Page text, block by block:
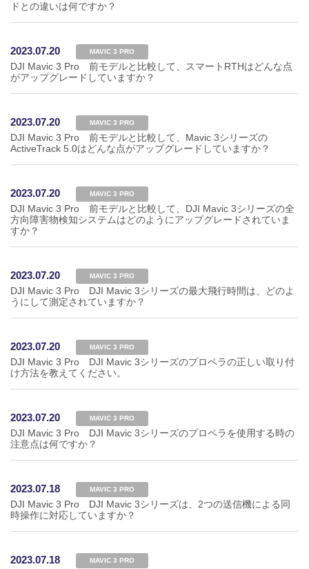
ドとの違いは何ですか？
2023.07.20 MAVIC 3 PRO
DJI Mavic 3 Pro 前モデルと比較して、スマートRTHはどんな点
がアップグレードしていますか？
2023.07.20 MAVIC 3 PRO
DJI Mavic 3 Pro 前モデルと比較して、Mavic 3シリーズの
ActiveTrack 5.0はどんな点がアップグレードしていますか？
2023.07.20 MAVIC 3 PRO
DJI Mavic 3 Pro 前モデルと比較して、DJI Mavic 3シリーズの全
方向障害物検知システムはどのようにアップグレードされていま
すか？
2023.07.20 MAVIC 3 PRO
DJI Mavic 3 Pro DJI Mavic 3シリーズの最大飛行時間は、どのよ
うにして測定されていますか？
2023.07.20 MAVIC 3 PRO
DJI Mavic 3 Pro DJI Mavic 3シリーズのプロペラの正しい取り付
け方法を教えてください。
2023.07.20 MAVIC 3 PRO
DJI Mavic 3 Pro DJI Mavic 3シリーズのプロペラを使用する時の
注意点は何ですか？
2023.07.18 MAVIC 3 PRO
DJI Mavic 3 Pro DJI Mavic 3シリーズは、2つの送信機による同
時操作に対応していますか？
2023.07.18 MAVIC 3 PRO